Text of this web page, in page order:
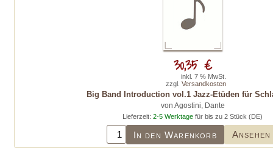
Big Band Introduction vol.1 Jazz-Etüden für
von Agostini, Dante
Lieferzeit: 2-5 Werktage für bis zu 2 Stück (DE)
In den Warenkorb Ansehen
30,35 €
inkl. 7 % MwSt.
zzgl. Versandkosten